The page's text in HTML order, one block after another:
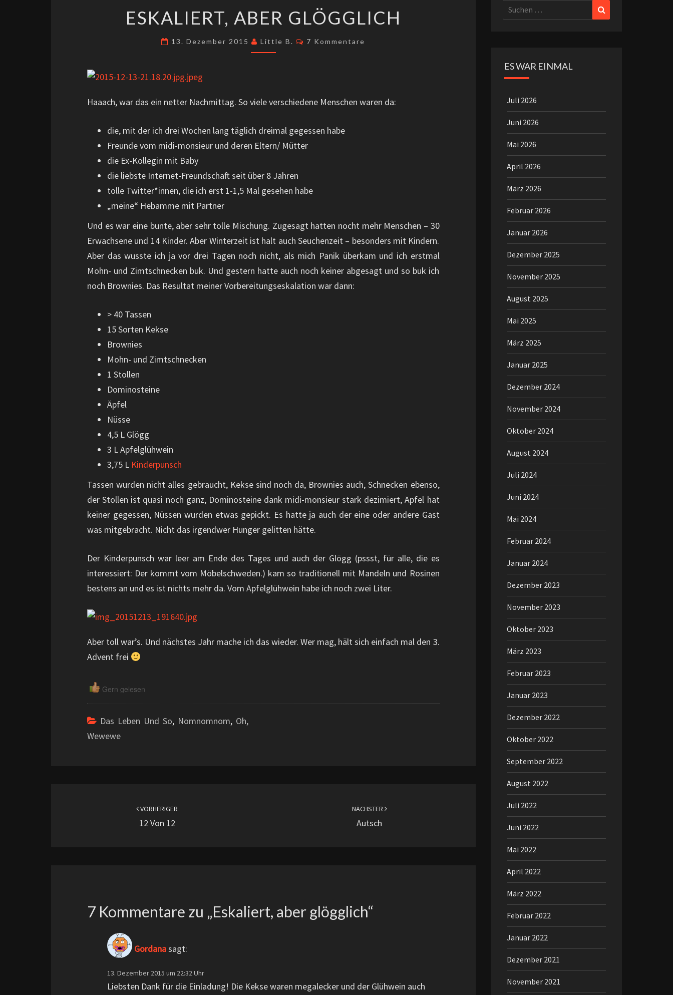
ABER
ESKALIERT, ABER GLÖGGLICH
13. Dezember 2015 Little B. Kommentare
7 Kommentare
Haaach, war das ein netter Nachmittag. So viele verschiedene Menschen waren da:
die, mit der ich drei Wochen lang täglich dreimal gegessen habe
Freunde vom midi-monsieur und deren Eltern/ Mütter
die Ex-Kollegin mit Baby
die liebste Internet-Freundschaft seit über 8 Jahren
tolle Twitter*innen, die ich erst 1-1,5 Mal gesehen habe
„meine“ Hebamme mit Partner
Und es war eine bunte, aber sehr tolle Mischung. Zugesagt hatten nocht mehr Menschen – 30
Erwachsene und 14 Kinder. Aber Winterzeit ist halt auch Seuchenzeit – besonders mit Kindern.
Aber das wusste ich ja vor drei Tagen noch nicht, als mich Panik überkam und ich erstmal
Mohn- und Zimtschnecken buk. Und gestern hatte auch noch keiner abgesagt und so buk ich
noch Brownies. Das Resultat meiner Vorbereitungseskalation war dann:
> 40 Tassen
15 Sorten Kekse
Brownies
Mohn- und Zimtschnecken
1 Stollen
Dominosteine
Äpfel
Nüsse
4,5 L Glögg
3 L Apfelglühwein
3,75 L Kinderpunsch
Tassen wurden nicht alles gebraucht, Kekse sind noch da, Brownies auch, Schnecken ebenso,
der Stollen ist quasi noch ganz, Dominosteine dank midi-monsieur stark dezimiert, Äpfel hat
keiner gegessen, Nüssen wurden etwas gepickt. Es hatte ja auch der eine oder andere Gast
was mitgebracht. Nicht das irgendwer Hunger gelitten hätte.
Der Kinderpunsch war leer am Ende des Tages und auch der Glögg (pssst, für alle, die es
interessiert: Der kommt vom Möbelschweden.) kam so traditionell mit Mandeln und Rosinen
bestens an und es ist nichts mehr da. Vom Apfelglühwein habe ich noch zwei Liter.
Aber toll war’s. Und nächstes Jahr mache ich das wieder. Wer mag, hält sich einfach mal den 3.
Advent frei
Gern gelesen
Das Leben Und So, Nomnomnom, Oh,
Wewewe
VORHERIGER
12 Von 12
NÄCHSTER
Autsch
7 Kommentare zu „Eskaliert, aber glögglich“
Gordanasagt:
13. Dezember 2015 um 22:32 Uhr
Liebsten Dank für die Einladung! Die Kekse waren megalecker und der Glühwein auch
Suchen
nach:
ES WAR EINMAL
Juli 2026
Juni 2026
Mai 2026
April 2026
März 2026
Februar 2026
Januar 2026
Dezember 2025
November 2025
August 2025
Mai 2025
März 2025
Januar 2025
Dezember 2024
November 2024
Oktober 2024
August 2024
Juli 2024
Juni 2024
Mai 2024
Februar 2024
Januar 2024
Dezember 2023
November 2023
Oktober 2023
März 2023
Februar 2023
Januar 2023
Dezember 2022
Oktober 2022
September 2022
August 2022
Juli 2022
Juni 2022
Mai 2022
April 2022
März 2022
Februar 2022
Januar 2022
Dezember 2021
November 2021